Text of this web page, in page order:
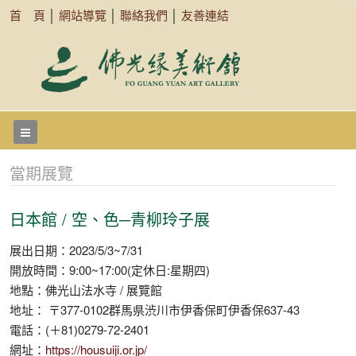
首 頁 網站導覽 聯絡我們 友善連結
當期展覽
日本館 / 空、色─青柳玲子展
展出日期：2023/5/3~7/31
開放時間：9:00~17:00(定休日:星期四)
地點：佛光山法水寺 / 展覽館
地址： 〒377-0102群馬県渋川市伊香保町伊香保637-43
電話：(＋81)0279-72-2401
網址： https://housuiji.or.jp/